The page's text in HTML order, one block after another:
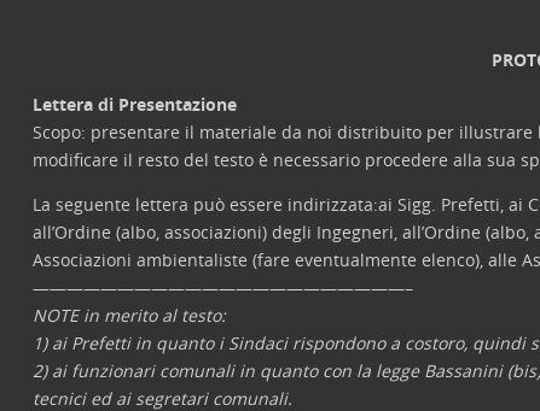
Lettera di Presentazione
Scopo: presentare il materiale da noi distribuito per
modificare il resto del testo è necessario procedere alla sua
La seguente lettera può essere indirizzata:ai Sigg. Prefetti, ai
all’Ordine (albo, associazioni) degli Ingegneri, all’Ordine
Associazioni ambientaliste (fare eventualmente elenco), alle
——————————————————————–
NOTE in merito al testo:
1) ai Prefetti in quanto i Sindaci rispondono a costoro,
2) ai funzionari comunali in quanto con la legge Bassanini
tecnici ed ai segretari comunali.